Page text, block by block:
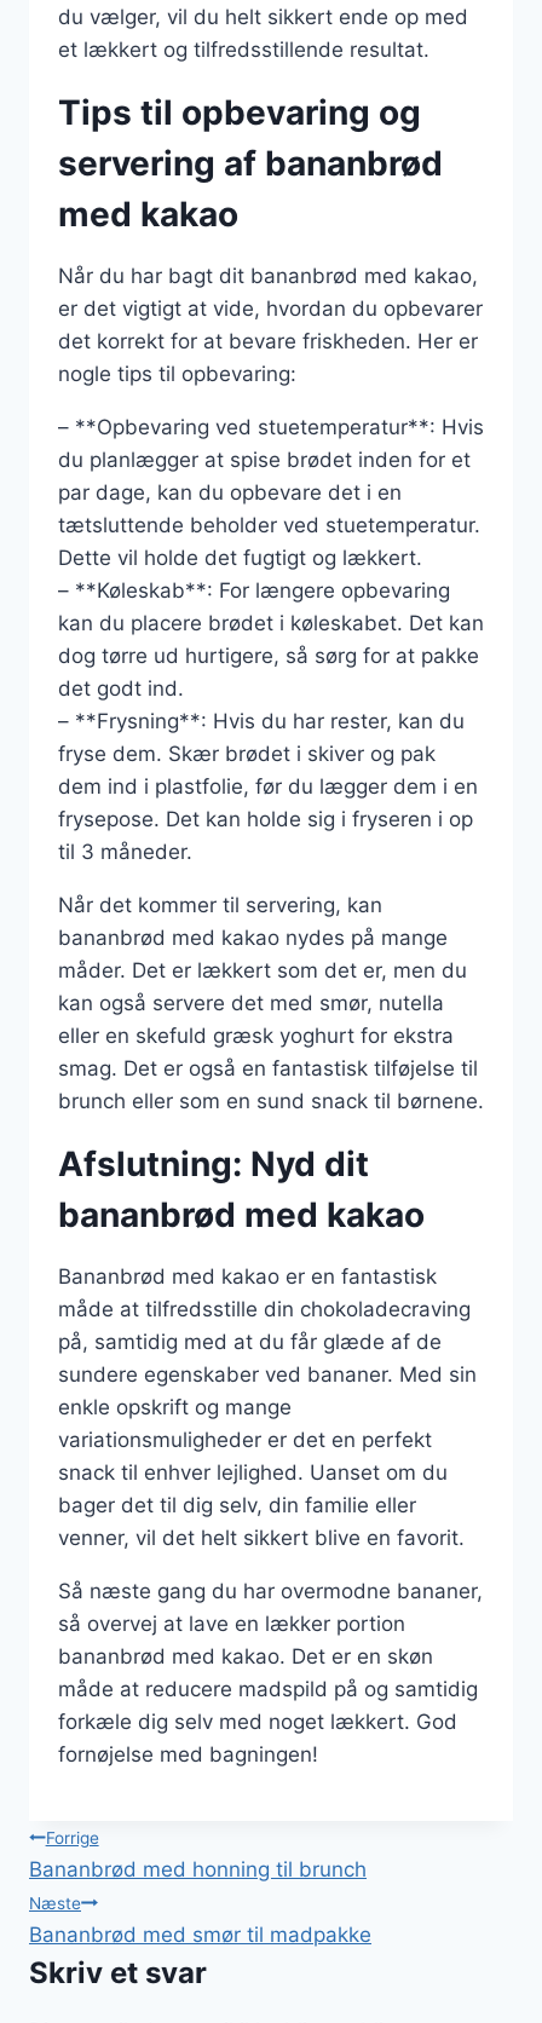
du vælger, vil du helt sikkert ende op med
et lækkert og tilfredsstillende resultat.
Tips til opbevaring og
servering af bananbrød
med kakao
Når du har bagt dit bananbrød med kakao,
er det vigtigt at vide, hvordan du opbevarer
det korrekt for at bevare friskheden. Her er
nogle tips til opbevaring:
– **Opbevaring ved stuetemperatur**: Hvis
du planlægger at spise brødet inden for et
par dage, kan du opbevare det i en
tætsluttende beholder ved stuetemperatur.
Dette vil holde det fugtigt og lækkert.
– **Køleskab**: For længere opbevaring
kan du placere brødet i køleskabet. Det kan
dog tørre ud hurtigere, så sørg for at pakke
det godt ind.
– **Frysning**: Hvis du har rester, kan du
fryse dem. Skær brødet i skiver og pak
dem ind i plastfolie, før du lægger dem i en
frysepose. Det kan holde sig i fryseren i op
til 3 måneder.
Når det kommer til servering, kan
bananbrød med kakao nydes på mange
måder. Det er lækkert som det er, men du
kan også servere det med smør, nutella
eller en skefuld græsk yoghurt for ekstra
smag. Det er også en fantastisk tilføjelse til
brunch eller som en sund snack til børnene.
Afslutning: Nyd dit
bananbrød med kakao
Bananbrød med kakao er en fantastisk
måde at tilfredsstille din chokoladecraving
på, samtidig med at du får glæde af de
sundere egenskaber ved bananer. Med sin
enkle opskrift og mange
variationsmuligheder er det en perfekt
snack til enhver lejlighed. Uanset om du
bager det til dig selv, din familie eller
venner, vil det helt sikkert blive en favorit.
Så næste gang du har overmodne bananer,
så overvej at lave en lækker portion
bananbrød med kakao. Det er en skøn
måde at reducere madspild på og samtidig
forkæle dig selv med noget lækkert. God
fornøjelse med bagningen!
Indlægsnavigation
Forrige
Bananbrød med honning til brunch
Næste
Bananbrød med smør til madpakke
Skriv et svar